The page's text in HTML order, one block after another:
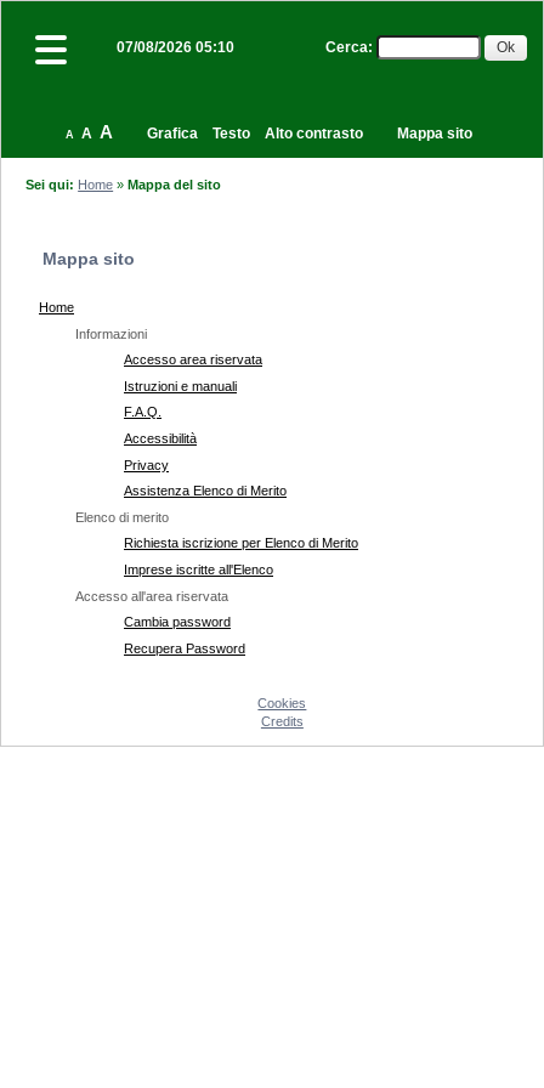
07/08/2026 05:10 Cerca:
A A A Grafica Testo Alto contrasto Mappa sito
Sei qui: Home »Mappa del sito
Mappa sito
Home
Informazioni
Accesso area riservata
Istruzioni e manuali
F.A.Q.
Accessibilità
Privacy
Assistenza Elenco di Merito
Elenco di merito
Richiesta iscrizione per Elenco di Merito
Imprese iscritte all'Elenco
Accesso all'area riservata
Cambia password
Recupera Password
Cookies
Credits